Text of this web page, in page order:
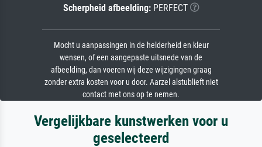
Scherpheid afbeelding:PERFECT
Mocht u aanpassingen in de helderheid en kleur
wensen, of een aangepaste uitsnede van de
afbeelding, dan voeren wij deze wijzigingen graag
zonder extra kosten voor u door. Aarzel alstublieft niet
contact met ons op te nemen.
Vergelijkbare kunstwerken voor u
geselecteerd